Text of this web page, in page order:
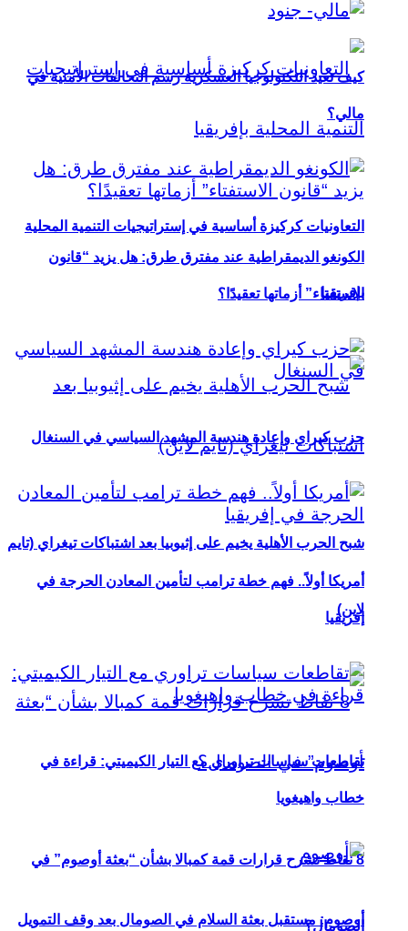
التعاونيات كركيزة أساسية في إستراتيجيات التنمية المحلية
بإفريقيا
شبح الحرب الأهلية يخيم على إثيوبيا بعد اشتباكات تيغراي (تايم
لاين)
8 نقاط تشرح قرارات قمة كمبالا بشأن “بعثة أوصوم” في
الصومال؟
كيف تعيد التكنولوجيا العسكرية رسم التحالفات الأمنية في
مالي؟
الكونغو الديمقراطية عند مفترق طرق: هل يزيد “قانون
الاستفتاء” أزماتها تعقيدًا؟
حزب كيراي وإعادة هندسة المشهد السياسي في السنغال
أمريكا أولاً.. فهم خطة ترامب لتأمين المعادن الحرجة في
إفريقيا
تقاطعات سياسات تراوري مع التيار الكيميتي: قراءة في
خطاب واهيغويا
أوصوم: مستقبل بعثة السلام في الصومال بعد وقف التمويل